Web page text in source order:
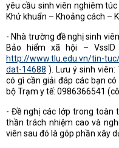
yêu cầu sinh viên nghiêm
Khử khuẩn – Khoảng cách –
- Nhà trường đề nghị sinh
Bảo hiểm xã hội –
http://www.tlu.edu.vn/tin-
dat-14688 ). Lưu ý sinh viên:
có gì cần giải đáp các bạn
bộ Trạm y tế: 0986366541
- Đề nghị các lớp trong toàn
thần trách nhiệm cao và
viên sau đó là góp phần xây